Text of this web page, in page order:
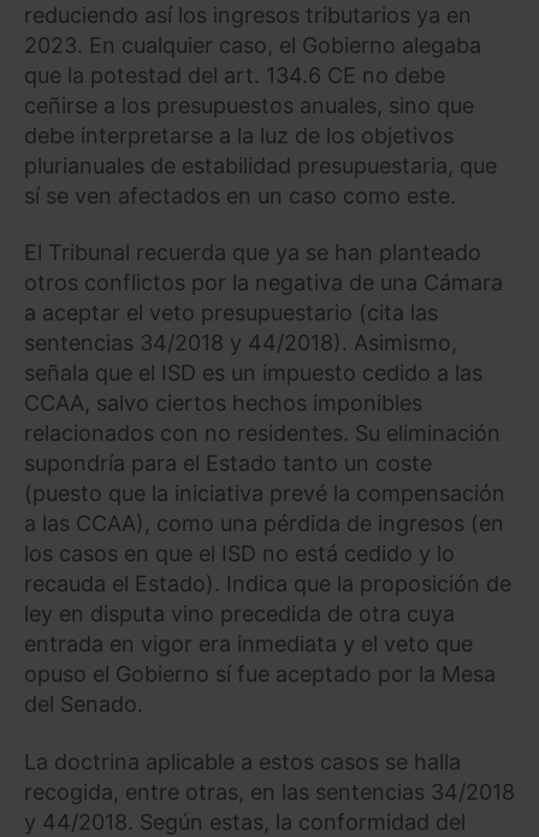
reduciendo así los ingresos tributarios ya en
2023. En cualquier caso, el Gobierno alegaba
que la potestad del art. 134.6 CE no debe
ceñirse a los presupuestos anuales, sino que
debe interpretarse a la luz de los objetivos
plurianuales de estabilidad presupuestaria, que
sí se ven afectados en un caso como este.
El Tribunal recuerda que ya se han planteado
otros conflictos por la negativa de una Cámara
a aceptar el veto presupuestario (cita las
sentencias 34/2018 y 44/2018). Asimismo,
señala que el ISD es un impuesto cedido a las
CCAA, salvo ciertos hechos imponibles
relacionados con no residentes. Su eliminación
supondría para el Estado tanto un coste
(puesto que la iniciativa prevé la compensación
a las CCAA), como una pérdida de ingresos (en
los casos en que el ISD no está cedido y lo
recauda el Estado). Indica que la proposición de
ley en disputa vino precedida de otra cuya
entrada en vigor era inmediata y el veto que
opuso el Gobierno sí fue aceptado por la Mesa
del Senado.
La doctrina aplicable a estos casos se halla
recogida, entre otras, en las sentencias 34/2018
y 44/2018. Según estas, la conformidad del